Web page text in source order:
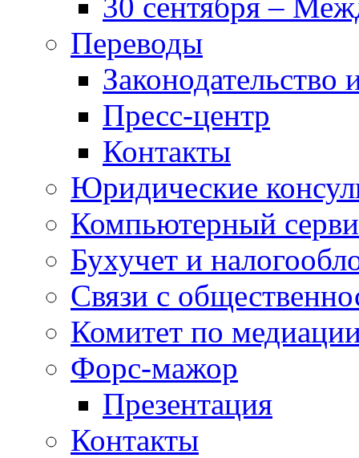
Переводы
Законодательство
Пресс-центр
Контакты
Юридические
Компьютерный
Бухучет и
Связи с
Комитет по
Форс-мажор
Презентация
Контакты